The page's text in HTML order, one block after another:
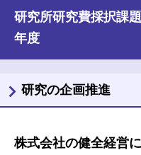
研究所研究費採択課
年度
株式会社の健全経営
研究の企画推進